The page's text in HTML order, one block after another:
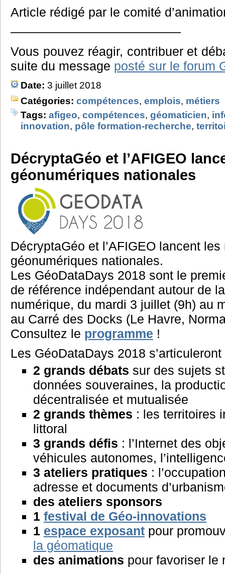
Article rédigé par le comité
—————————————–
Vous pouvez réagir, contribuer et
suite du message posté sur le forum
Date: 3 juillet 2018
Catégories: compétences, emplois, métiers
Tags: afigeo, compétences, géomaticien,
innovation, pôle formation-recherche,
DécryptaGéo et l’AFIGEO
géonumériques nationales
DécryptaGéo et l’AFIGEO lancent
géonumériques nationales.
Les GéoDataDays 2018 sont le
de référence indépendant autour de
numérique, du mardi 3 juillet (9h) au
au Carré des Docks (Le Havre,
Consultez le programme !
Les GéoDataDays 2018
2 grands débats sur des sujets
données souveraines, la
décentralisée et mutualisée
2 grands thèmes : les territoires
littoral
3 grands défis : l’Internet des
véhicules autonomes,
3 ateliers pratiques :
adresse et documents
des ateliers sponsors
1 festival de Géo-innovations
1 espace exposant pour
la géomatique
des animations pour favoriser